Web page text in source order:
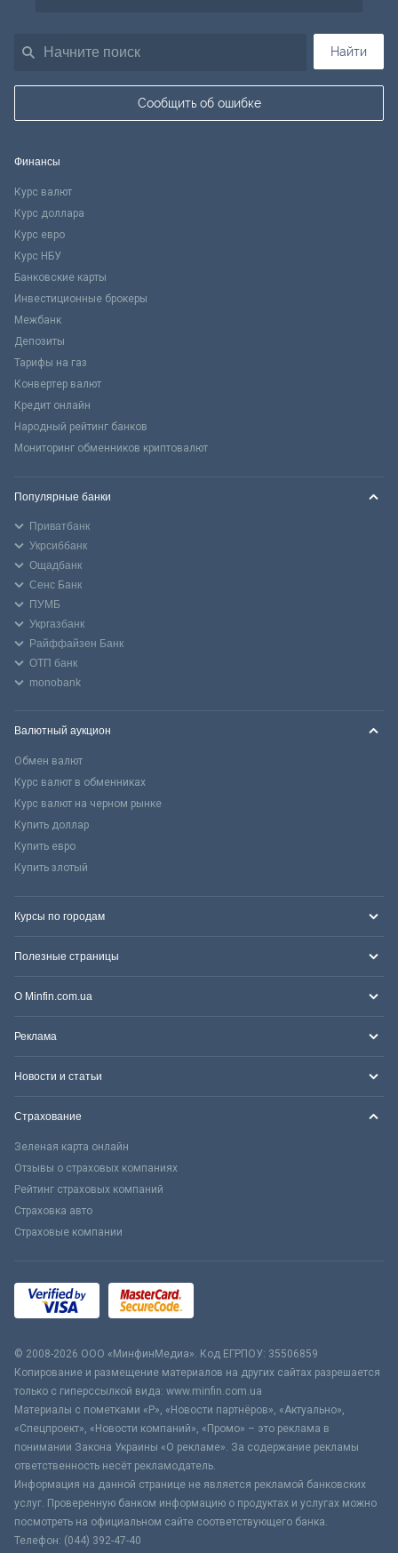
Найти
Сообщить об ошибке
Финансы
Курс валют
Курс доллара
Курс евро
Курс НБУ
Банковские карты
Инвестиционные брокеры
Межбанк
Депозиты
Тарифы на газ
Конвертер валют
Кредит онлайн
Народный рейтинг банков
Мониторинг обменников криптовалют
Популярные банки
Приватбанк
Укрсиббанк
Ощадбанк
Сенс Банк
ПУМБ
Укргазбанк
Райффайзен Банк
ОТП банк
monobank
Валютный аукцион
Обмен валют
Курс валют в обменниках
Курс валют на черном рынке
Купить доллар
Купить евро
Купить злотый
Курсы по городам
Полезные страницы
О Minfin.com.ua
Реклама
Новости и статьи
Страхование
Зеленая карта онлайн
Отзывы о страховых компаниях
Рейтинг страховых компаний
Страховка авто
Страховые компании
© 2008-2026 ООО «МинфинМедиа». Код ЕГРПОУ: 35506859
Копирование и размещение материалов на других сайтах разрешается
только с гиперссылкой вида: www.minfin.com.ua
Материалы с пометками «Р», «Новости партнёров», «Актуально»,
«Спецпроект», «Новости компаний», «Промо» – это реклама в
понимании Закона Украины «О рекламе». За содержание рекламы
ответственность несёт рекламодатель.
Информация на данной странице не является рекламой банковских
услуг. Проверенную банком информацию о продуктах и услугах можно
посмотреть на официальном сайте соответствующего банка.
Телефон: (044) 392-47-40